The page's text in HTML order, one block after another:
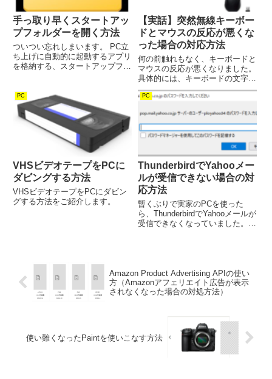
手っ取り早くスタートアッ
プフォルダーを開く方法
ついつい忘れしまいます。 PC立
ち上げに自動的に起動するアプリ
を格納する、スタートアップフォ
もなかなかその方法が思い出せま
せん。 そんな訳で、忘れない様
に手っ取り早くスタートアップ...
【実話】突然無線キーボー
ドとマウスの反応が悪くな
った場合の対応方法
何の前触れもなく、キーボードと
マウスの反応が悪くなりました。
具体的には、キーボードの文字入
力が途切れたり、マウスを動かし
ているのに、ポインターが連続し
ーボードに付いているアンテナー
マーク（電波の通信不良）も、...
PC
VHSビデオテープをPCに
ダビングする方法
VHSビデオテープをPCにダビン
グする方法をご紹介します。
PC
ThunderbirdでYahooメー
ルが受信できない場合の対
応方法
暫くぶりで実家のPCを使った
ら、ThunderbirdでYahooメールが
受信できなくなっていました。
くれま...
Amazon Product Advertising APIの使い
方（Amazonアフェリエイト広告が表示
されなくなった場合の対処方法）
使い難くなったPaintを使いこなす方法